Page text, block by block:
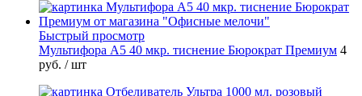
Быстрый просмотр
Мультифора А5 40 мкр. тиснение Бюрократ Премиум 4
руб. / шт